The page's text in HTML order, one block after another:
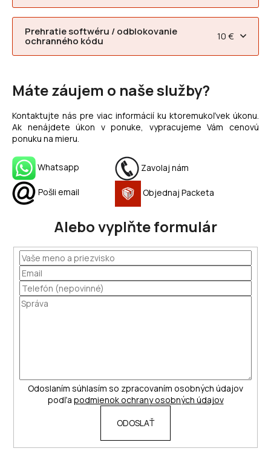
Prehratie softwéru / odblokovanie
ochranného kódu 10 €
Máte záujem o naše služby?
Kontaktujte nás pre viac informácií ku ktoremukoľvek úkonu.
Ak nenájdete úkon v ponuke, vypracujeme Vám cenovú
ponuku na mieru.
Whatsapp Zavolaj nám
Pošli email Objednaj Packeta
Alebo vyplňte formulár
Odoslaním súhlasím so zpracovaním osobných údajov
podľa podmienok ochrany osobných údajov